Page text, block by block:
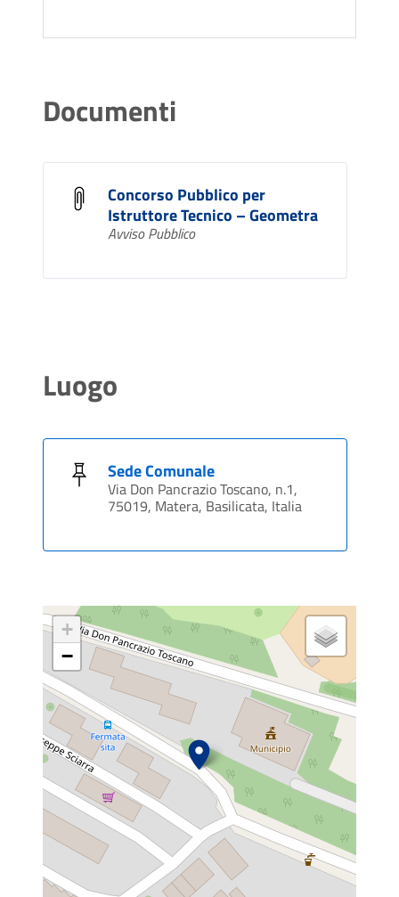
Documenti
Concorso Pubblico per
Istruttore Tecnico – Geometra
Avviso Pubblico
Luogo
Sede Comunale
Via Don Pancrazio Toscano, n.1,
75019, Matera, Basilicata, Italia
+
−